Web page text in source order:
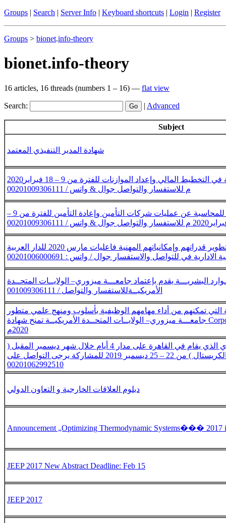
Groups | Search | Server Info | Keyboard shortcuts | Login | Register
Groups > bionet.info-theory
bionet.info-theory
16 articles, 16 threads (numbers 1 – 16) — flat view
Search: | Advanced
Subject
شهادة المدير التنفيذي المعتمد
البرنامج التدريبي الأساليب الحديثة في التخطيط المالي وإعداد الموازنات للفترة من 9 – 18 فبراير2020
م للاستفسار والتواصل جوال & واتس / 00201009306111
ورشة عمل الاتجاهات المعاصرة للمحاسبة عن عمليات شركات التأمين وإعادة التأمين للفترة من 9 –
نقدم للطموحين والراغبين في تطوير قدراتهم وإمكانياتهم المهنية فاعليات مارس 2020 للدار العربية
الادارية في للتواصل والاستفسار جوال / واتس : 00201006000691
البشريـــة يقدم بإعتماد جامعـــة ميزوري– الولايــات المتحــدة
الأمريكيــةللاستفسار والتواصل / 001009306111
تمكنهم من أداء مهامهم الوظيفية بأسلوب ومنهج علمي متطور
جامعـــة ميزوري– الولايــات المتحــدة الأمريكيــة تمنح شهادة Corporate Law (قانون الشركات) يناير
2020م
بدء التسجيل لمؤتمر التطوير الإداري الذي يقام في القاهرة على مدار 4 أيام خلال شهر ديسمبر المقبل (
فندق سفير الدقي – قاعة الكريستال ) من 22 – 25 ديسمبر 2019 للمشاركة يرجى التواصل على
00201062992510
دبلوم العلاقات الخارجية و التعاون الدولي
Announcement „Optimizing Thermodynamic Systems��� 2017
JEEP 2017 New Abstract Deadline: Feb 15
JEEP 2017